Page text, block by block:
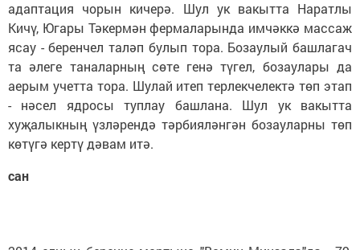
адаптация чорын кичерә. Шул ук вакытта Наратлы
Кичү, Югары Тәкермән фермаларында имчәккә массаж
ясау - беренчел таләп булып тора. Бозаулый башлагач
та әлеге таналарның сөте генә түгел, бозаулары да
аерым учетта тора. Шулай итеп терлекчелектә төп этап
- нәсел ядросы туплау башлана. Шул ук вакытта
хуҗалыкның үзләрендә тәрбияләнгән бозауларны төп
көтүгә кертү дәвам итә.
сан